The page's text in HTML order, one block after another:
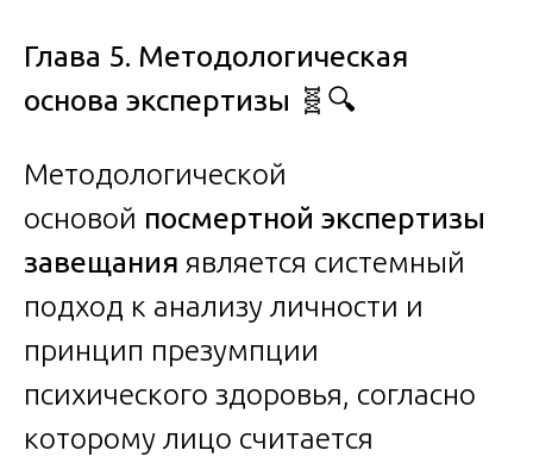
Глава 5. Методологическая
основа экспертизы 🧬🔍
Методологической
основой посмертной экспертизы
завещания является системный
подход к анализу личности и
принцип презумпции
психического здоровья, согласно
которому лицо считается